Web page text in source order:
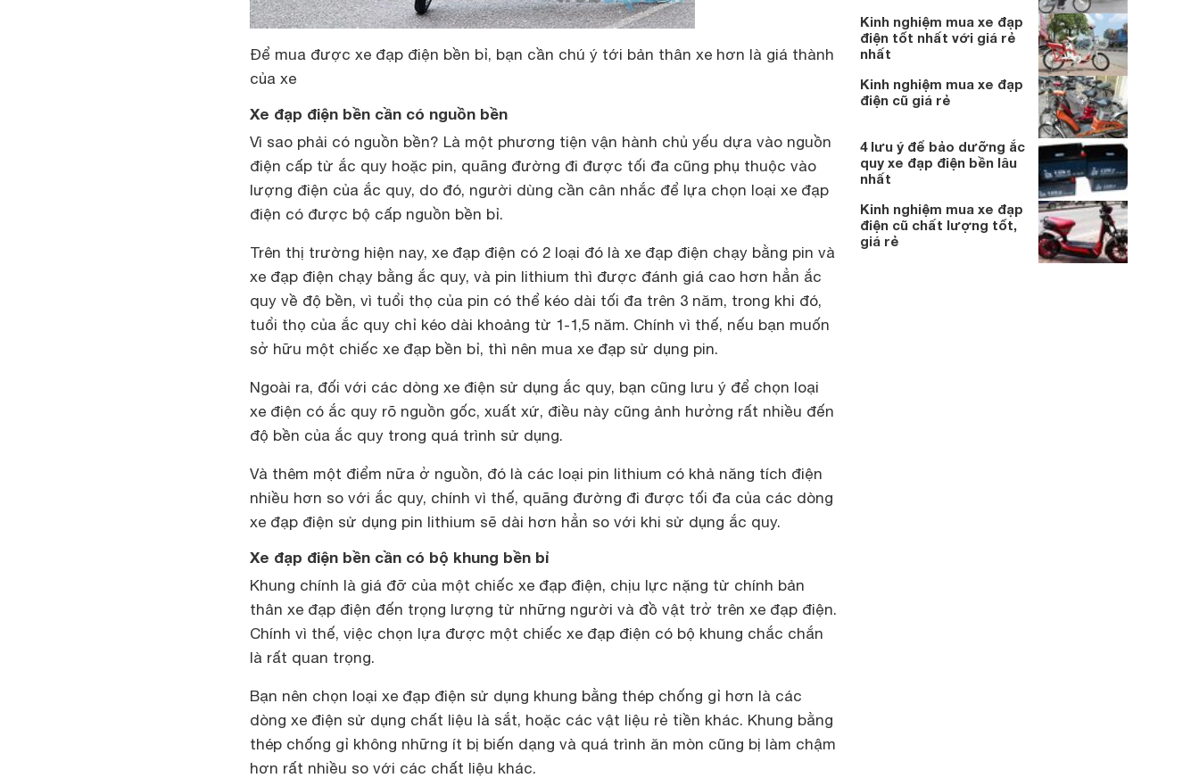
Để mua được xe đạp điện bền bỉ, bạn cần chú ý tới bản thân xe hơn là giá thành
của xe
Xe đạp điện bền cần có nguồn bền
Vì sao phải có nguồn bền? Là một phương tiện vận hành chủ yếu dựa vào nguồn
điện cấp từ ắc quy hoặc pin, quãng đường đi được tối đa cũng phụ thuộc vào
lượng điện của ắc quy, do đó, người dùng cần cân nhắc để lựa chọn loại xe đạp
điện có được bộ cấp nguồn bền bỉ.
Trên thị trường hiện nay, xe đạp điện có 2 loại đó là xe đạp điện chạy bằng pin và
xe đạp điện chạy bằng ắc quy, và pin lithium thì được đánh giá cao hơn hẳn ắc
quy về độ bền, vì tuổi thọ của pin có thể kéo dài tối đa trên 3 năm, trong khi đó,
tuổi thọ của ắc quy chỉ kéo dài khoảng từ 1-1,5 năm. Chính vì thế, nếu bạn muốn
sở hữu một chiếc xe đạp bền bỉ, thì nên mua xe đạp sử dụng pin.
Ngoài ra, đối với các dòng xe điện sử dụng ắc quy, bạn cũng lưu ý để chọn loại
xe điện có ắc quy rõ nguồn gốc, xuất xứ, điều này cũng ảnh hưởng rất nhiều đến
độ bền của ắc quy trong quá trình sử dụng.
Và thêm một điểm nữa ở nguồn, đó là các loại pin lithium có khả năng tích điện
nhiều hơn so với ắc quy, chính vì thế, quãng đường đi được tối đa của các dòng
xe đạp điện sử dụng pin lithium sẽ dài hơn hẳn so với khi sử dụng ắc quy.
Xe đạp điện bền cần có bộ khung bền bỉ
Khung chính là giá đỡ của một chiếc xe đạp điện, chịu lực nặng từ chính bản
thân xe đạp điện đến trọng lượng từ những người và đồ vật trở trên xe đạp điện.
Chính vì thế, việc chọn lựa được một chiếc xe đạp điện có bộ khung chắc chắn
là rất quan trọng.
Bạn nên chọn loại xe đạp điện sử dụng khung bằng thép chống gỉ hơn là các
dòng xe điện sử dụng chất liệu là sắt, hoặc các vật liệu rẻ tiền khác. Khung bằng
thép chống gỉ không những ít bị biến dạng và quá trình ăn mòn cũng bị làm chậm
hơn rất nhiều so với các chất liệu khác.
Kinh nghiệm mua xe đạp
điện tốt nhất với giá rẻ
nhất
Kinh nghiệm mua xe đạp
điện cũ giá rẻ
4 lưu ý để bảo dưỡng ắc
quy xe đạp điện bền lâu
nhất
Kinh nghiệm mua xe đạp
điện cũ chất lượng tốt,
giá rẻ